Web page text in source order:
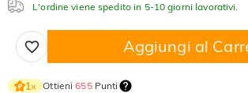
L'ordine viene spedito in 5-10 giorni lavorativi.
Aggiungi al
1× Ottieni655Punti